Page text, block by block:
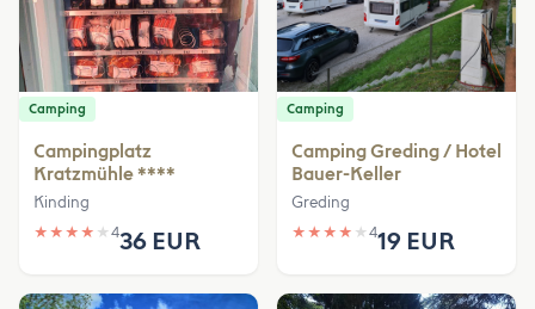
Camping
Campingplatz
Kratzmühle ****
Kinding
★ ★ ★ ★ ★ 436 EUR
Camping
Camping Greding / Hotel
Bauer-Keller
Greding
★ ★ ★ ★ ★ 419 EUR